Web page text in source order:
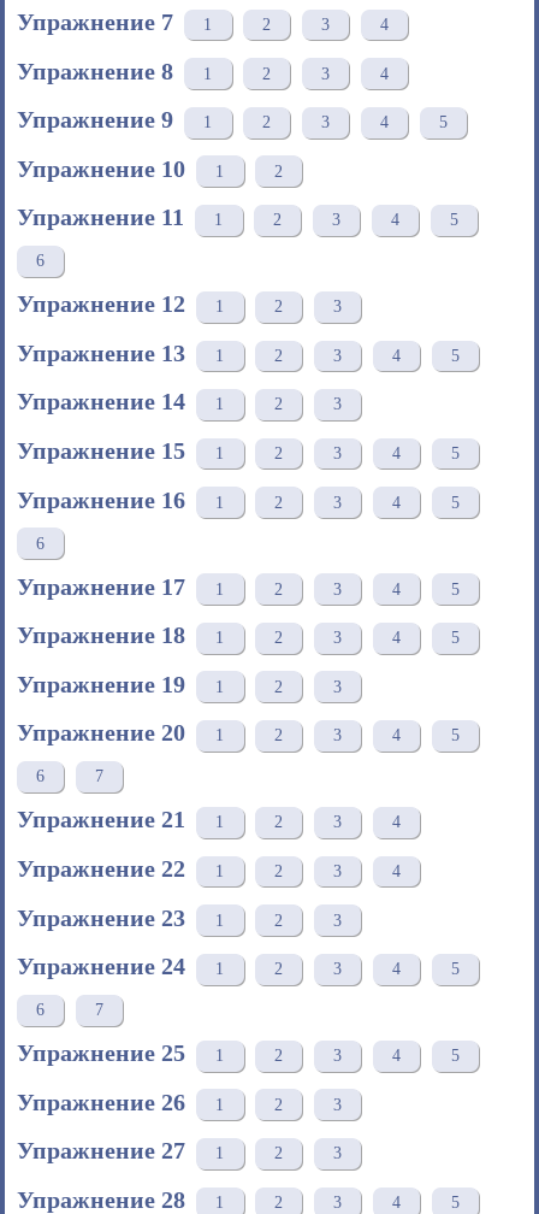
Упражнение 7 1 2 3 4
Упражнение 8 1 2 3 4
Упражнение 9 1 2 3 4 5
Упражнение 10 1 2
Упражнение 11 1 2 3 4 5
6
Упражнение 12 1 2 3
Упражнение 13 1 2 3 4 5
Упражнение 14 1 2 3
Упражнение 15 1 2 3 4 5
Упражнение 16 1 2 3 4 5
6
Упражнение 17 1 2 3 4 5
Упражнение 18 1 2 3 4 5
Упражнение 19 1 2 3
Упражнение 20 1 2 3 4 5
6 7
Упражнение 21 1 2 3 4
Упражнение 22 1 2 3 4
Упражнение 23 1 2 3
Упражнение 24 1 2 3 4 5
6 7
Упражнение 25 1 2 3 4 5
Упражнение 26 1 2 3
Упражнение 27 1 2 3
Упражнение 28 1 2 3 4 5